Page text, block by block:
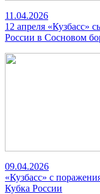
11.04.2026
12 апреля «Кузбасс»
России в Сосновом
09.04.2026
«Кузбасс» с
Кубка России